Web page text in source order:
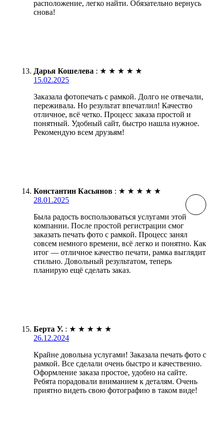
расположение, легко найти. Обязательно вернусь
снова!
Дарья Кошелева : ★ ★ ★ ★ ★
15.02.2025
Заказала фотопечать с рамкой. Долго не отвечали,
переживала. Но результат впечатлил! Качество
отличное, всё четко. Процесс заказа простой и
понятный. Удобный сайт, быстро нашла нужное.
Рекомендую всем друзьям!
Константин Касьянов : ★ ★ ★ ★ ★
28.01.2025
Была радость воспользоваться услугами этой
компании. После простой регистрации смог
заказать печать фото с рамкой. Процесс занял
совсем немного времени, всё легко и понятно. Как
итог — отличное качество печати, рамка выглядит
стильно. Довольный результатом, теперь
планирую ещё сделать заказ.
Берта У. : ★ ★ ★ ★ ★
26.12.2024
Крайне довольна услугами! Заказала печать фото с
рамкой. Все сделали очень быстро и качественно.
Оформление заказа простое, удобно на сайте.
Ребята порадовали вниманием к деталям. Очень
приятно видеть свою фотографию в таком виде!